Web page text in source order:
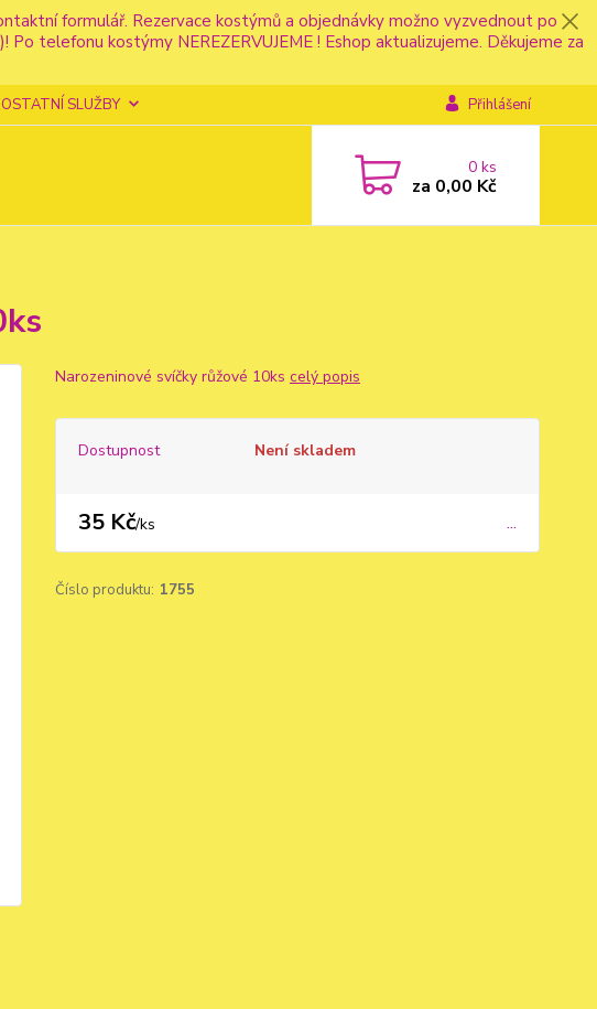
formulář. Rezervace kostýmů a objednávky možno vyzvednout po
telefonu kostýmy NEREZERVUJEME ! Eshop aktualizujeme. Děkujeme za
OSTATNÍ SLUŽBY Přihlášení
0ks
za 0,00 Kč
Narozeninové svíčky růžové 10ks celý popis
Dostupnost Není skladem
35 Kč/ks ...
Číslo produktu: 1755